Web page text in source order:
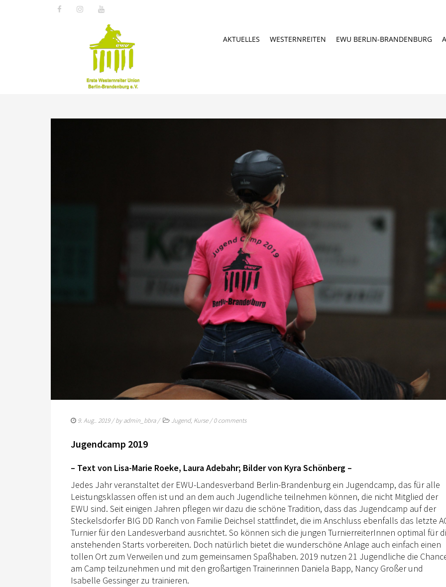
AKTUELLES WESTERNREITEN EWU BERLIN-BRANDENBURG
9. Aug.. 2019/ byadmin_bbra/ Jugend, Kurse/0 comments
Jugendcamp 2019
– Text von Lisa-Marie Roeke, Laura Adebahr; Bilder von Kyra Schönberg –
Jedes Jahr veranstaltet der EWU-Landesverband Berlin-Brandenburg ein Jugendcamp, das für alle
Leistungsklassen offen ist und an dem auch Jugendliche teilnehmen können, die nicht Mitglied der
EWU sind. Seit einigen Jahren pflegen wir dazu die schöne Tradition, dass das Jugendcamp auf der
Steckelsdorfer BIG DD Ranch von Familie Deichsel stattfindet, die im Anschluss ebenfalls das letzte
Turnier für den Landesverband ausrichtet. So können sich die jungen TurnierreiterInnen optimal für
anstehenden Starts vorbereiten. Doch natürlich bietet die wunderschöne Anlage auch einfach einen
tollen Ort zum Verweilen und zum gemeinsamen Spaßhaben. 2019 nutzen 21 Jugendliche die
am Camp teilzunehmen und mit den großartigen Trainerinnen Daniela Bapp, Nancy Großer und
Isabelle Gessinger zu trainieren.